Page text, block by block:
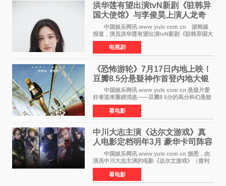
洪华莲有望出演tvN新剧《驻韩异
国大使馆》与李俊昊上演人龙奇
幻罗曼史
中国娱乐网讯 www yule com cn 据韩媒
报道，演员洪华莲有望出演tvN新剧《驻韩异国大
使馆》女主角，与李俊昊合作，引发观众期
待。 该剧讲述了一位因管理驻韩异国大使馆
（负责管理居住在大
电视剧
《恐怖游轮》7月17日内地上映！
豆瓣8.5分悬疑神作首登内地大银
中国娱乐网讯 www yule com cn 悬疑片爱
好者迎来重磅消息——豆瓣8 5分的高分科幻悬疑
电影《恐怖游轮》正式宣布定档7月17日在内地上
映。这部由英国导演克里斯托弗·史密斯执导、惊
悚片女王梅
看电影
中川大志主演《达尔文游戏》真
人电影定档明年3月 豪华卡司阵容
公开
中国娱乐网讯 www yule com cn 据悉，由
演员中川大志主演的电影《达尔文游戏》（曾利
文彦执导）将于明年3月12日上映，该消息于7月9
日公布。 本片为累计发行量突破1000万册的
同名漫画的真
看电影